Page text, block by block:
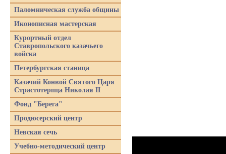
Паломническая служба общины
Иконописная мастерская
Курортный отдел
Ставропольского казачьего
войска
Петербургская станица
Казачий Конвой Святого Царя
Страстотерпца Николая II
Фонд "Берега"
Продюсерский центр
Невская сечь
Учебно-методический центр